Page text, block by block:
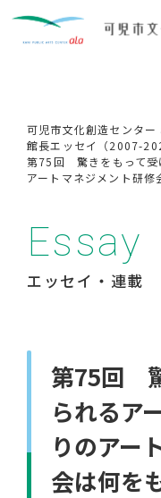
可児市文化創造センター
館長エッセイ（2007-
第75回 驚きをもって受
アートマネジメント研修
Essay
エッセイ・連載
第75回
られるア
りのアー
会は何を